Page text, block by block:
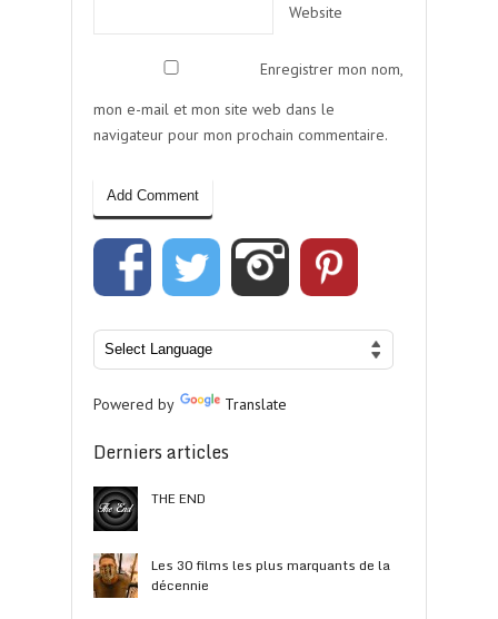
Website
Enregistrer mon nom,
mon e-mail et mon site web dans le
navigateur pour mon prochain commentaire.
Powered by Translate
Derniers articles
THE END
Les 30 films les plus marquants de la
décennie